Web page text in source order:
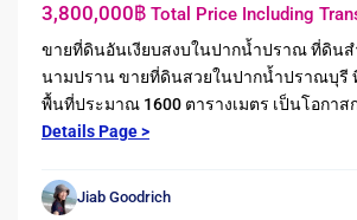
3,800,000฿ Total Price Including
ขายที่ดินอันเงียบสงบในปากน้ำปราณ ที่ดิน
นามปราน ขายที่ดินสวยในปากน้ำปราณบุรี
พื้นที่ประมาณ 1600 ตารางเมตร เป็นโอกาส
Details Page >
Jiab Goodrich
Khao
Tao,